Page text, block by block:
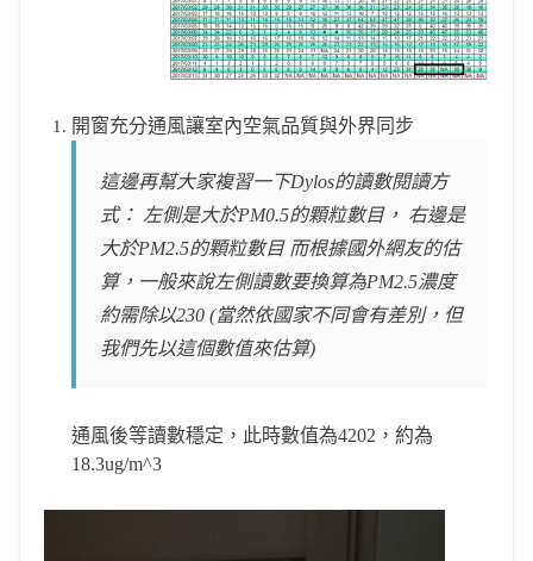
開窗充分通風讓室內空氣品質與外界同步
這邊再幫大家複習一下Dylos的讀數閱讀方
式： 左側是大於PM0.5的顆粒數目， 右邊是
大於PM2.5的顆粒數目 而根據國外網友的估
算，一般來說左側讀數要換算為PM2.5濃度
約需除以230 (當然依國家不同會有差別，但
我們先以這個數值來估算)
通風後等讀數穩定，此時數值為4202 ，約為
18.3ug/m^3